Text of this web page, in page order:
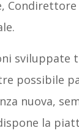
possibile
nuova,
la